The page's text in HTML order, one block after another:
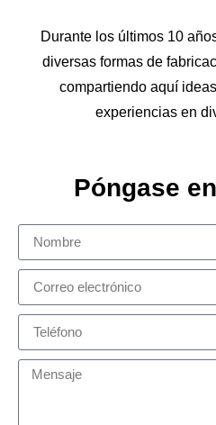
Durante los últimos 10
diversas formas de
compartiendo aquí
experiencias en
Póngase